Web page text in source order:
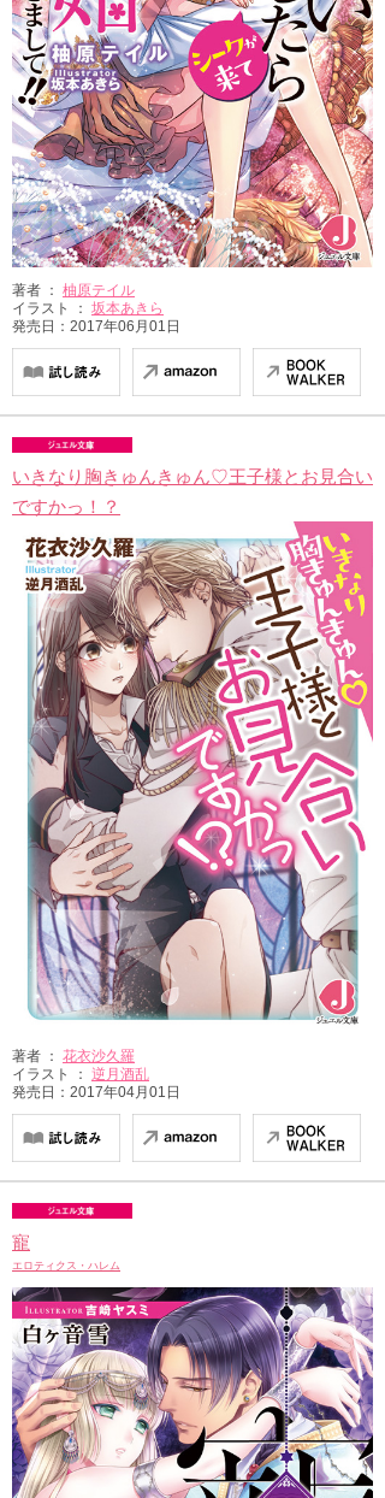
著者 ： 柚原テイル
イラスト ： 坂本あきら
発売日：2017年06月01日
いきなり胸きゅんきゅん♡王子様とお見合い
ですかっ！？
著者 ： 花衣沙久羅
イラスト ： 逆月酒乱
発売日：2017年04月01日
寵
エロティクス・ハレム